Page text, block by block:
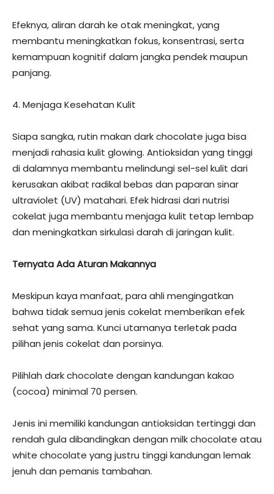
Efeknya, aliran darah ke otak meningkat, yang
membantu meningkatkan fokus, konsentrasi, serta
kemampuan kognitif dalam jangka pendek maupun
panjang.
4. Menjaga Kesehatan Kulit
Siapa sangka, rutin makan dark chocolate juga bisa
menjadi rahasia kulit glowing. Antioksidan yang tinggi
di dalamnya membantu melindungi sel-sel kulit dari
kerusakan akibat radikal bebas dan paparan sinar
ultraviolet (UV) matahari. Efek hidrasi dari nutrisi
cokelat juga membantu menjaga kulit tetap lembap
dan meningkatkan sirkulasi darah di jaringan kulit.
Ternyata Ada Aturan Makannya
Meskipun kaya manfaat, para ahli mengingatkan
bahwa tidak semua jenis cokelat memberikan efek
sehat yang sama. Kunci utamanya terletak pada
pilihan jenis cokelat dan porsinya.
Pilihlah dark chocolate dengan kandungan kakao
(cocoa) minimal 70 persen.
Jenis ini memiliki kandungan antioksidan tertinggi dan
rendah gula dibandingkan dengan milk chocolate atau
white chocolate yang justru tinggi kandungan lemak
jenuh dan pemanis tambahan.